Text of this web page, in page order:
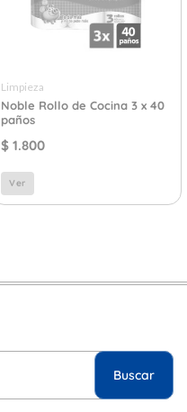
Limpieza
Noble Rollo de Cocina 3 x 40
paños
$ 1.800
Ver
Buscar